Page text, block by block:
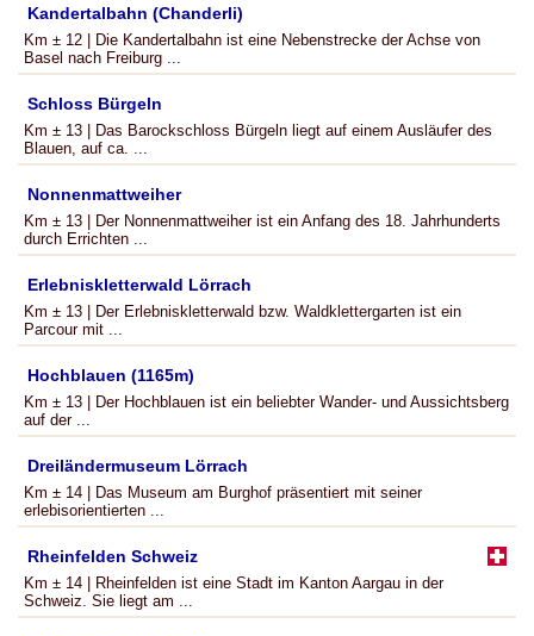
Kandertalbahn (Chanderli)
Km ± 12 | Die Kandertalbahn ist eine Nebenstrecke der Achse von
Basel nach Freiburg ...
Schloss Bürgeln
Km ± 13 | Das Barockschloss Bürgeln liegt auf einem Ausläufer des
Blauen, auf ca. ...
Nonnenmattweiher
Km ± 13 | Der Nonnenmattweiher ist ein Anfang des 18. Jahrhunderts
durch Errichten ...
Erlebniskletterwald Lörrach
Km ± 13 | Der Erlebniskletterwald bzw. Waldklettergarten ist ein
Parcour mit ...
Hochblauen (1165m)
Km ± 13 | Der Hochblauen ist ein beliebter Wander- und Aussichtsberg
auf der ...
Dreiländermuseum Lörrach
Km ± 14 | Das Museum am Burghof präsentiert mit seiner
erlebisorientierten ...
Rheinfelden Schweiz
Km ± 14 | Rheinfelden ist eine Stadt im Kanton Aargau in der
Schweiz. Sie liegt am ...